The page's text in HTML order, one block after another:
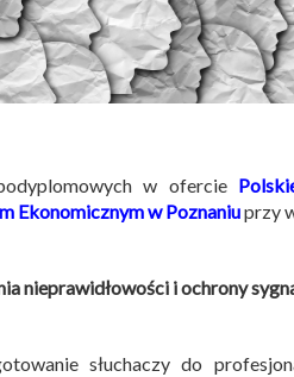
w ofercie
Ekonomicznym w Poznaniuprzy
nieprawidłowości i ochrony
słuchaczy do